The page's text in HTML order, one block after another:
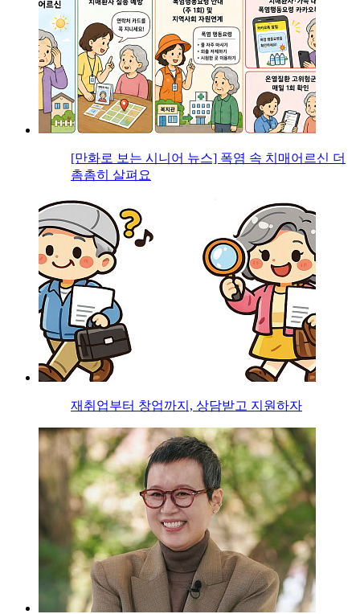
[만화로 보는 시니어 뉴스] 폭염 속 치매어르신 더
촘촘히 살펴요
재취업부터 창업까지, 상담받고 지원하자